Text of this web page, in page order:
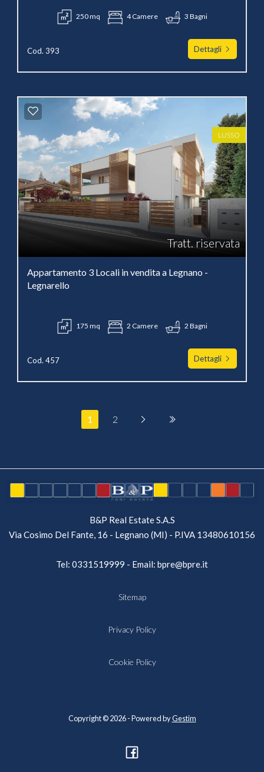
250 mq 4 Camere 3 Bagni
Cod. 393 Dettagli
LUSSO
Tratt. riservata
Appartamento 3 Locali in vendita a Legnano -
Legnarello
175 mq 2 Camere 2 Bagni
Cod. 457 Dettagli
1 2
B&P Real Estate S.A.S
Via Cosimo Del Fante, 16 - Legnano (MI) - P.IVA 13480610156
Tel: 0331519999 - Email: bpre@bpre.it
Sitemap
Privacy Policy
Cookie Policy
Copyright © 2026 - Powered byGestim